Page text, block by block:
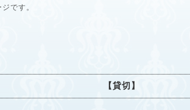
です。
【貸切】